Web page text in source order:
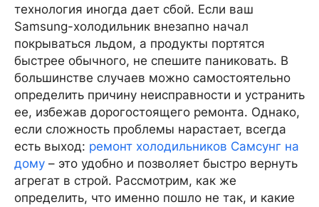
технология иногда дает сбой. Если ваш
Samsung-холодильник внезапно начал
покрываться льдом, а продукты портятся
быстрее обычного, не спешите паниковать. В
большинстве случаев можно самостоятельно
определить причину неисправности и устранить
ее, избежав дорогостоящего ремонта. Однако,
если сложность проблемы нарастает, всегда
есть выход: ремонт холодильников Самсунг на
дому – это удобно и позволяет быстро вернуть
агрегат в строй. Рассмотрим, как же
определить, что именно пошло не так, и какие